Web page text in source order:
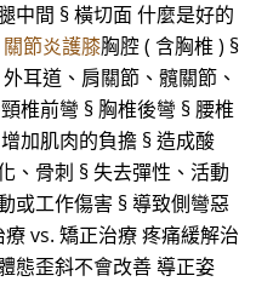
中間 § 橫切面 什麼是好的
關節炎護膝胸腔 ( 含胸椎 ) §
耳道、肩關節、髖關節、
椎前彎 § 胸椎後彎 § 腰椎
加肌肉的負擔 § 造成酸
、骨刺 § 失去彈性、活動
或工作傷害 § 導致側彎惡
vs. 矯正治療 疼痛緩解治
態歪斜不會改善 導正姿